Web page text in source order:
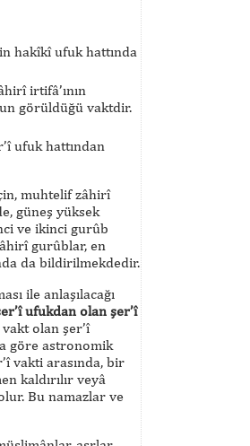
hakîkî ufuk hattında
irtifâ’ının
görüldüğü vaktdir.
ufuk hattından
muhtelif zâhirî
güneş yüksek
ve ikinci gurûb
gurûblar, en
da bildirilmekdedir.
ile anlaşılacağı
ufukdan olan şer’î
olan şer’î
göre astronomik
vakti arasında, bir
kaldırılır veyâ
Bu namazlar ve